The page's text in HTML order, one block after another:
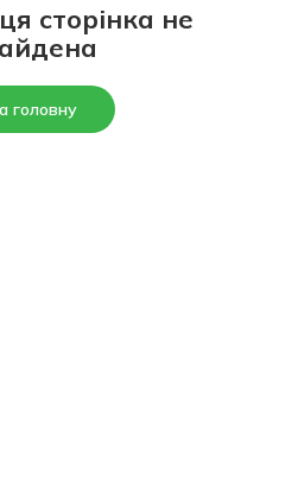
сторінка не
головну